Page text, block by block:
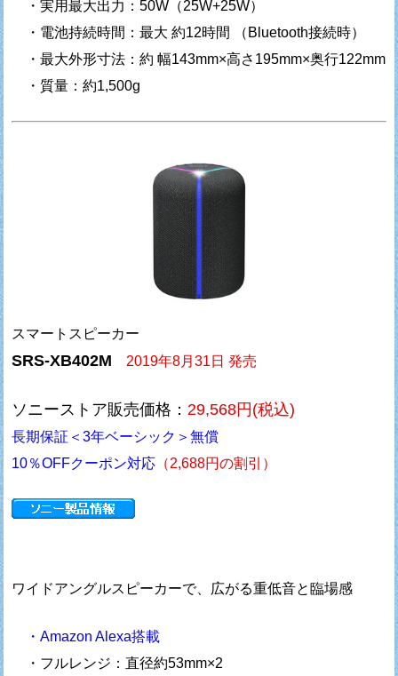
・実用最大出力：50W（25W+25W）
・電池持続時間：最大 約12時間 （Bluetooth接続時）
・最大外形寸法：約 幅143mm×高さ195mm×奥行122mm
・質量：約1,500g
スマートスピーカー
SRS-XB402M 2019年8月31日 発売
ソニーストア販売価格： 29,568円(税込)
長期保証＜3年ベーシック＞無償
10％OFFクーポン対応 （2,688円の割引）
ワイドアングルスピーカーで、広がる重低音と臨場感
・Amazon Alexa搭載
・フルレンジ：直径約53mm×2